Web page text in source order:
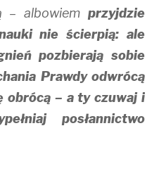
– albowiem przyjdzie
nie ścierpią: ale
pozbierają sobie
Prawdy odwrócą
obrócą – a ty czuwaj i
posłannictwo